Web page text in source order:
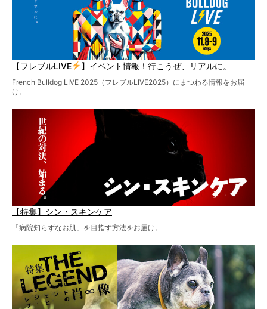
【フレブルLIVE 】イベント情報！行こうぜ、リアルに。
French Bulldog LIVE 2025（フレブルLIVE2025）にまつわる情報をお届
け。
【特集】シン・スキンケア
「病院知らずなお肌」を目指す方法をお届け。